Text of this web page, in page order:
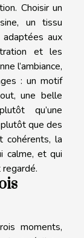
Choisir un
un tissu
aux
et les
l’ambiance,
: un motif
une belle
qu’une
que des
cohérents, la
calme, et qui
moments,